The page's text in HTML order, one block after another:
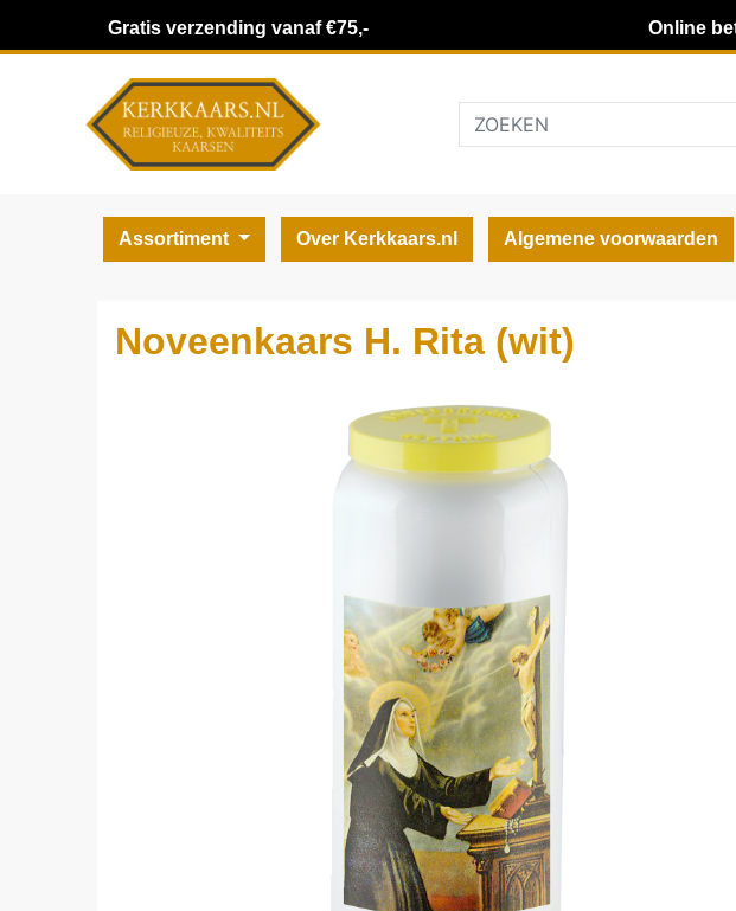
Gratis verzending vanaf €75,- Online
Assortiment Over Kerkkaars.nl Algemene voorwaarden
Noveenkaars H. Rita (wit)